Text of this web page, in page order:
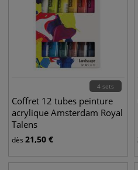
4 sets
Coffret 12 tubes peinture
acrylique Amsterdam Royal
Talens
dès 21,50 €